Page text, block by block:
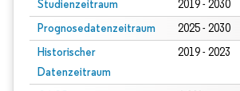
Studienzeitraum 2019 - 2030
Prognosedatenzeitraum 2025 - 2030
Historischer
Datenzeitraum
2019 - 2023